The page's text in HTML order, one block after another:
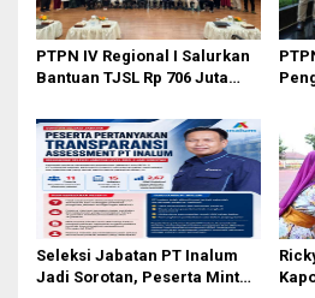
PTPN IV Regional I Salurkan
Bantuan TJSL Rp 706 Juta
Berkelanjutan
Seleksi Jabatan PT Inalum
Jadi Sorotan, Peserta Minta